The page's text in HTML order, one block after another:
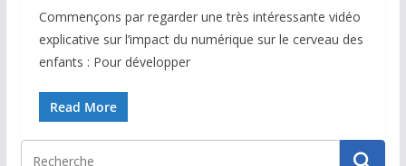
Commençons par regarder une très intéressante vidéo
explicative sur l’impact du numérique sur le cerveau des
enfants : Pour développer
Read More